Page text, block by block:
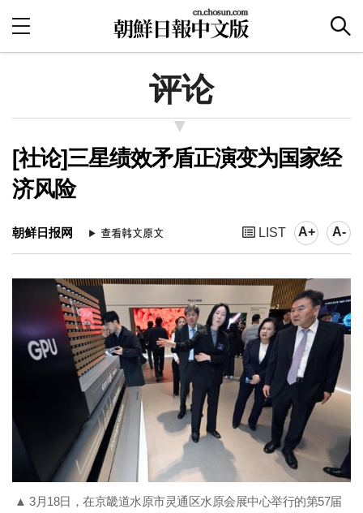
评论
[社论]三星绩效矛盾正演变为国家经
济风险
朝鲜日报网 LIST A+ A-
▲ 3月18日，在京畿道水原市灵通区水原会展中心举行的第57届